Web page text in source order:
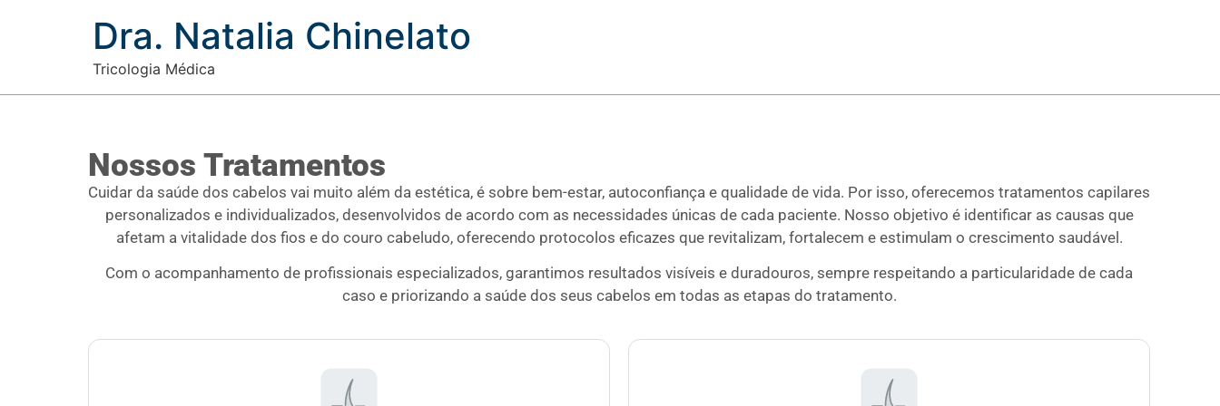
Dra. Natalia Chinelato
Tricologia Médica
Nossos Tratamentos
Cuidar da saúde dos cabelos vai muito além da estética, é sobre bem-estar, autoconfiança e qualidade de vida. Por isso, oferecemos tratamentos capilares
personalizados e individualizados, desenvolvidos de acordo com as necessidades únicas de cada paciente. Nosso objetivo é identificar as causas que
afetam a vitalidade dos fios e do couro cabeludo, oferecendo protocolos eficazes que revitalizam, fortalecem e estimulam o crescimento saudável.
Com o acompanhamento de profissionais especializados, garantimos resultados visíveis e duradouros, sempre respeitando a particularidade de cada
caso e priorizando a saúde dos seus cabelos em todas as etapas do tratamento.